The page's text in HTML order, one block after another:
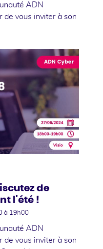
ADN
de vous inviter à son
de
l'été !
à 19h00
ADN
de vous inviter à son